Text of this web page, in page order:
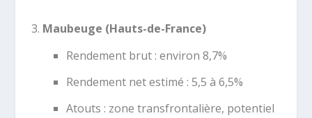
Maubeuge (Hauts-de-France)
Rendement brut : environ 8,7%
Rendement net estimé : 5,5 à 6,5%
Atouts : zone transfrontalière, potentiel